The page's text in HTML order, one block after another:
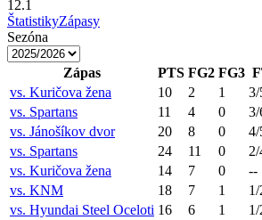
12.1
ŠtatistikyZápasy
Sezóna
Zápas PTS FG2 FG3
vs. Kuričova žena 10 2 1 3/
vs. Spartans 11 4 0 3/
vs. Jánošíkov dvor 20 8 0 4/
vs. Spartans 24 11 0 2/
vs. Kuričova žena 14 7 0 --
vs. KNM 18 7 1 1/
vs. Hyundai Steel Oceloti 16 6 1 1/